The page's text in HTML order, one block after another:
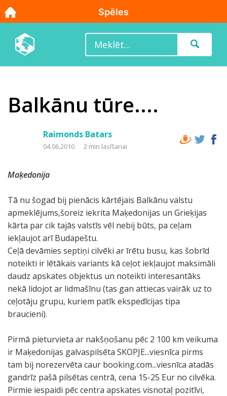
Balkānu tūre....
Raimonds Batars
04.06.2010 2 min lasīšanai
Maķedonija
Tā nu šogad bij pienācis kārtējais Balkānu valstu
apmeklējums,šoreiz iekrita Maķedonijas un Grieķijas
kārta par cik tajās valstīs vēl nebij būts, pa ceļam
iekļaujot arī Budapeštu.
Ceļā devāmies septiņi cilvēki ar īrētu busu, kas šobrīd
noteikti ir lētākais variants kā ceļot iekļaujot maksimāli
daudz apskates objektus un noteikti interesantāks
nekā lidojot ar lidmašīnu (tas gan attiecas vairāk uz to
ceļotāju grupu, kuriem patīk ekspedīcijas tipa
braucieni).
Pirmā pieturvieta ar nakšņošanu pēc 2 100 km veikuma
ir Maķedonijas galvaspilsēta SKOPJE...viesnīca pirms
tam bij norezervēta caur booking.com...viesnīca atadās
gandrīz pašā pilsētas centrā, cena 15-25 Eur no cilvēka.
Pirmie iespaidi pēc centra apskates visnotaļ pozitīvi,